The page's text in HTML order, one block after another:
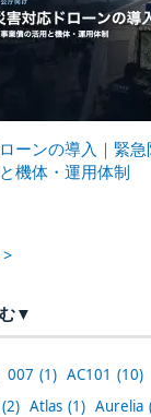
ーンの導入｜緊急
機体・運用体制
▼
007 (1) AC101 (10)
(2) Atlas (1) Aurelia